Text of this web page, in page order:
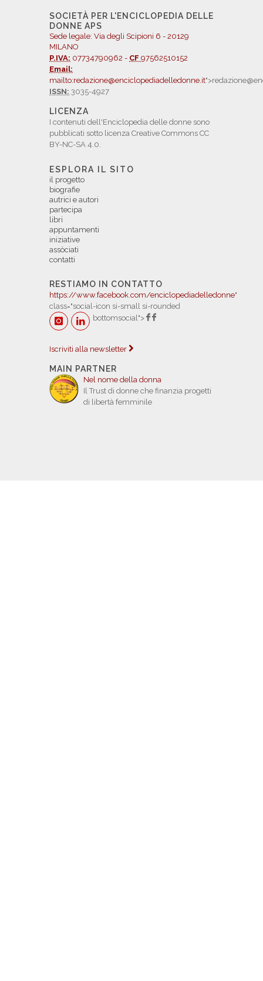
SOCIETÀ PER L'ENCICLOPEDIA DELLE
DONNE APS
Sede legale: Via degli Scipioni 6 - 20129
MILANO
P.IVA: 07734790962 - CF 97562510152
Email:
mailto:redazione@enciclopediadelledonne.it
ISSN: 3035-4927
LICENZA
I contenuti dell'Enciclopedia delle donne sono
pubblicati sotto licenza Creative Commons CC
BY-NC-SA 4.0.
ESPLORA IL SITO
il progetto
biografie
autrici e autori
partecipa
libri
appuntamenti
iniziative
assòciati
contatti
RESTIAMO IN CONTATTO
https://www.facebook.com/enciclopediadelledonne"
class="social-icon si-small si-rounded
bottomsocial">
Iscriviti alla newsletter
MAIN PARTNER
Nel nome della donna
Il Trust di donne che finanzia progetti
di libertà femminile